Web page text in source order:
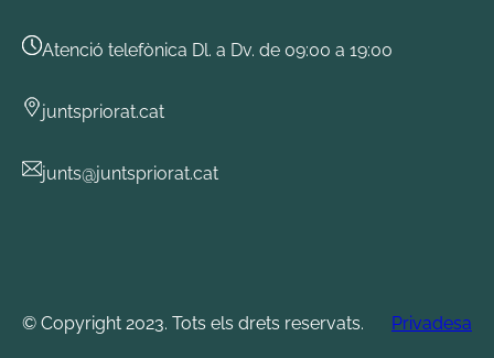
Atenció telefònica Dl. a Dv. de 09:00 a 19:00
juntspriorat.cat
junts@juntspriorat.cat
© Copyright 2023. Tots els drets reservats. Privadesa